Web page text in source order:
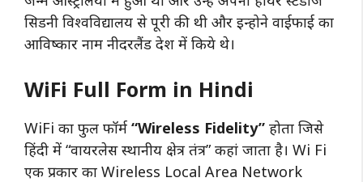
सिडनी विश्वविद्यालय से पूरी की थी और इन्होने वाईफाई का
आविष्कार नाम नीदरलैंड देश में किये थे।
WiFi Full Form in Hindi
WiFi का फुल फॉर्म “Wireless Fidelity” होता जिसे
हिंदी में “वायरलेस स्थानीय क्षेत्र तंत्र” कहां जाता है। Wi Fi
एक प्रकार का Wireless Local Area Network